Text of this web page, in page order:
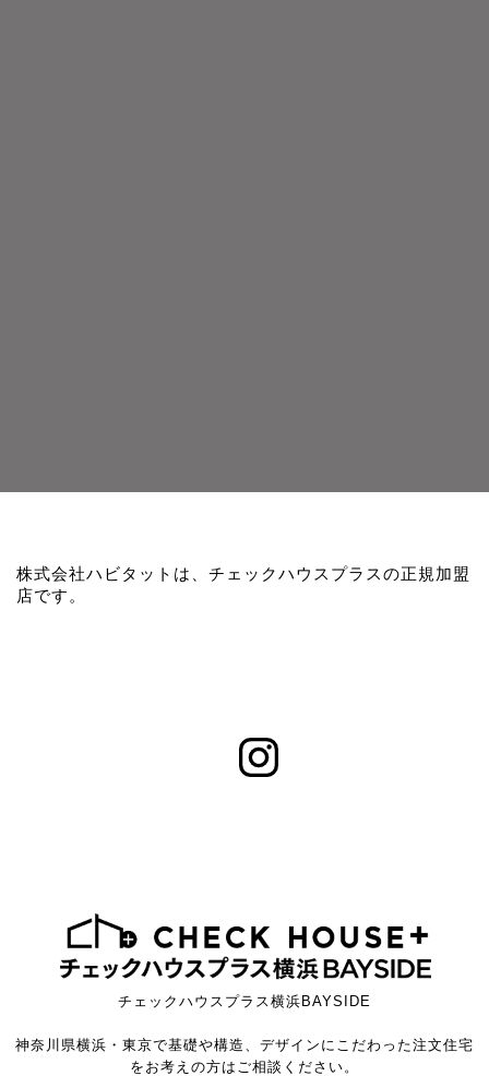
株式会社ハビタットは、チェックハウスプラスの正規加盟
店です。
チェックハウスプラス横浜BAYSIDE
神奈川県横浜・東京で基礎や構造、デザインにこだわった注文住宅
をお考えの方はご相談ください。